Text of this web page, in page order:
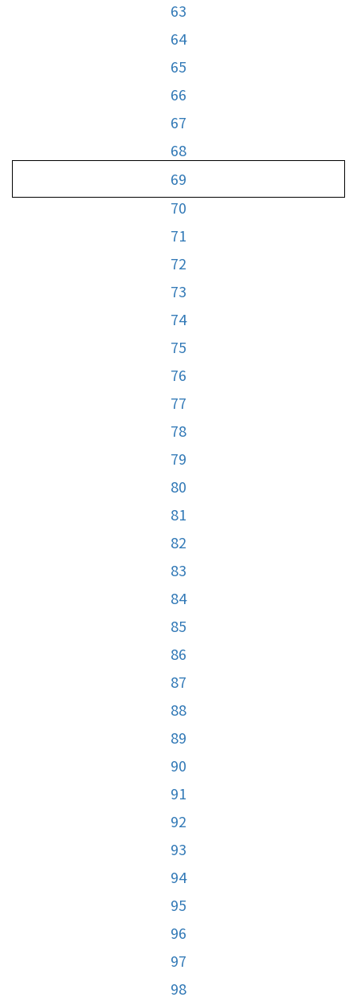
63
64
65
66
67
68
69
70
71
72
73
74
75
76
77
78
79
80
81
82
83
84
85
86
87
88
89
90
91
92
93
94
95
96
97
98